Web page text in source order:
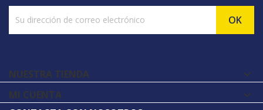
NUESTRA TIENDA 
MI CUENTA 